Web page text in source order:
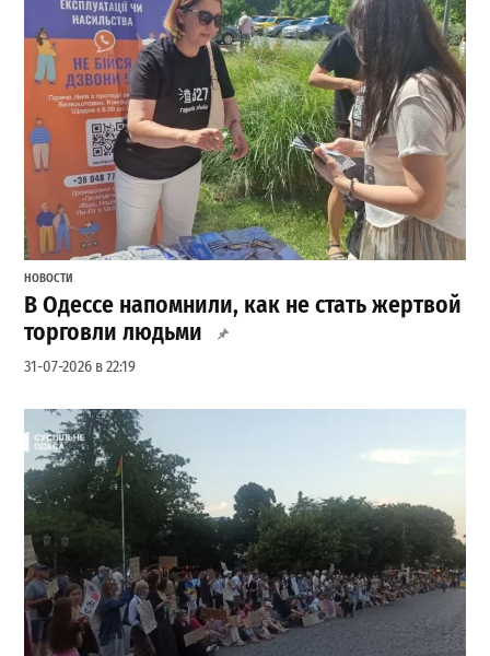
НОВОСТИ
В Одессе напомнили, как не стать жертвой
торговли людьми
31-07-2026 в 22:19